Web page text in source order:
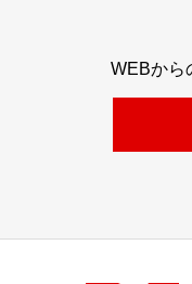
WEBから